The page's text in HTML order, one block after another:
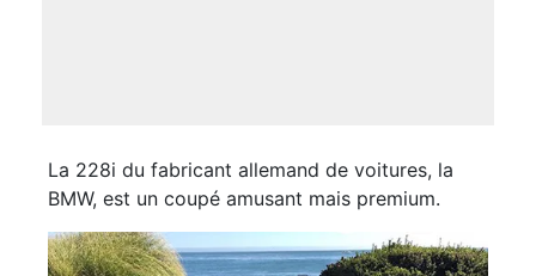
La 228i du fabricant allemand de voitures, la
BMW, est un coupé amusant mais premium.